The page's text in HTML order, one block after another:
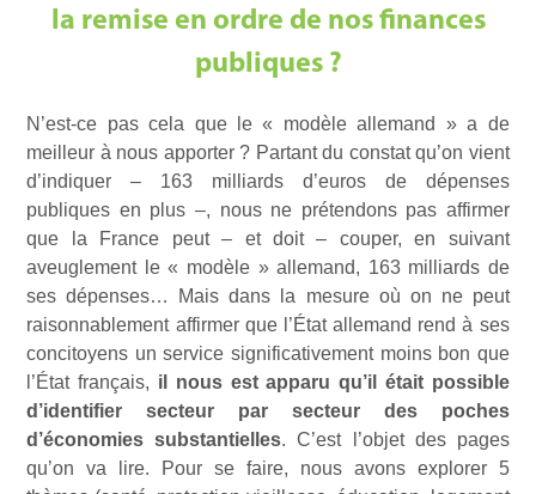
la remise en ordre de nos finances
publiques ?
N’est-ce pas cela que le « modèle allemand » a de
meilleur à nous apporter ? Partant du constat qu’on vient
d’indiquer – 163 milliards d’euros de dépenses
publiques en plus –, nous ne prétendons pas affirmer
que la France peut – et doit – couper, en suivant
aveuglement le « modèle » allemand, 163 milliards de
ses dépenses… Mais dans la mesure où on ne peut
raisonnablement affirmer que l’État allemand rend à ses
concitoyens un service significativement moins bon que
l’État français, il nous est apparu qu’il était possible
d’identifier secteur par secteur des poches
d’économies substantielles. C’est l’objet des pages
qu’on va lire. Pour se faire, nous avons explorer 5